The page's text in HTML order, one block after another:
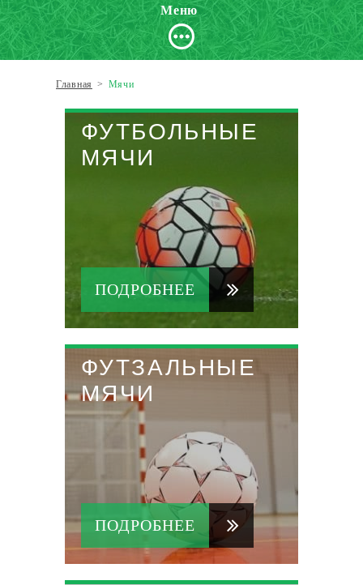
Меню
Главная > Мячи
ФУТБОЛЬНЫЕ
МЯЧИ
ПОДРОБНЕЕ
ФУТЗАЛЬНЫЕ
МЯЧИ
ПОДРОБНЕЕ